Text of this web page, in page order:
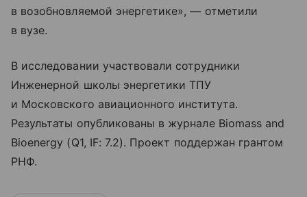
в возобновляемой энергетике», — отметили
в вузе.
В исследовании участвовали сотрудники
Инженерной школы энергетики ТПУ
и Московского авиационного института.
Результаты опубликованы в журнале Biomass and
Bioenergy (Q1, IF: 7.2). Проект поддержан грантом
РНФ.